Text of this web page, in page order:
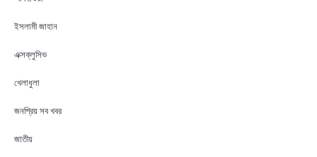
ইসলামী জাহান
এক্সক্লুসিভ
খেলাধুলা
জনপ্রিয় সব খবর
জাতীয়